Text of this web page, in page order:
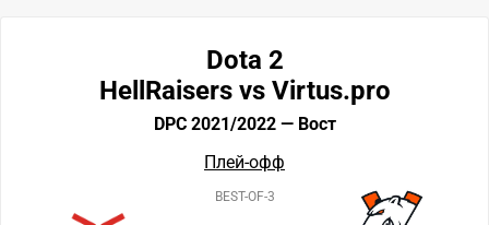
Dota 2
HellRaisers vs Virtus.pro
DPC 2021/2022 — Вост
Плей-офф
BEST-OF-3